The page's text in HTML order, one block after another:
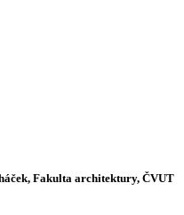
Fakulta architektury, ČVUT